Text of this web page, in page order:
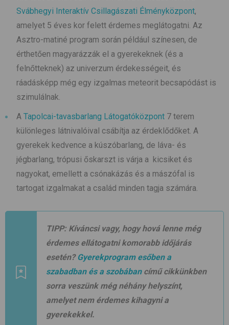
Svábhegyi Interaktív Csillagászati Élményközpont,
amelyet 5 éves kor felett érdemes meglátogatni. Az
Asztro-matiné program során például színesen, de
érthetően magyarázzák el a gyerekeknek (és a
felnőtteknek) az univerzum érdekességeit, és
ráadásképp még egy izgalmas meteorit becsapódást is
szimulálnak.
A Tapolcai-tavasbarlang Látogatóközpont 7 terem
különleges látnivalóival csábítja az érdeklődőket. A
gyerekek kedvence a kúszóbarlang, de láva- és
jégbarlang, trópusi őskarszt is várja a kicsiket és
nagyokat, emellett a csónakázás és a mászófal is
tartogat izgalmakat a család minden tagja számára.
TIPP: Kíváncsi vagy, hogy hová lenne még
érdemes ellátogatni komorabb időjárás
esetén? Gyerekprogram esőben a
szabadban és a szobábancímű cikkünkben
sorra veszünk még néhány helyszínt,
amelyet nem érdemes kihagyni a
gyerekekkel.